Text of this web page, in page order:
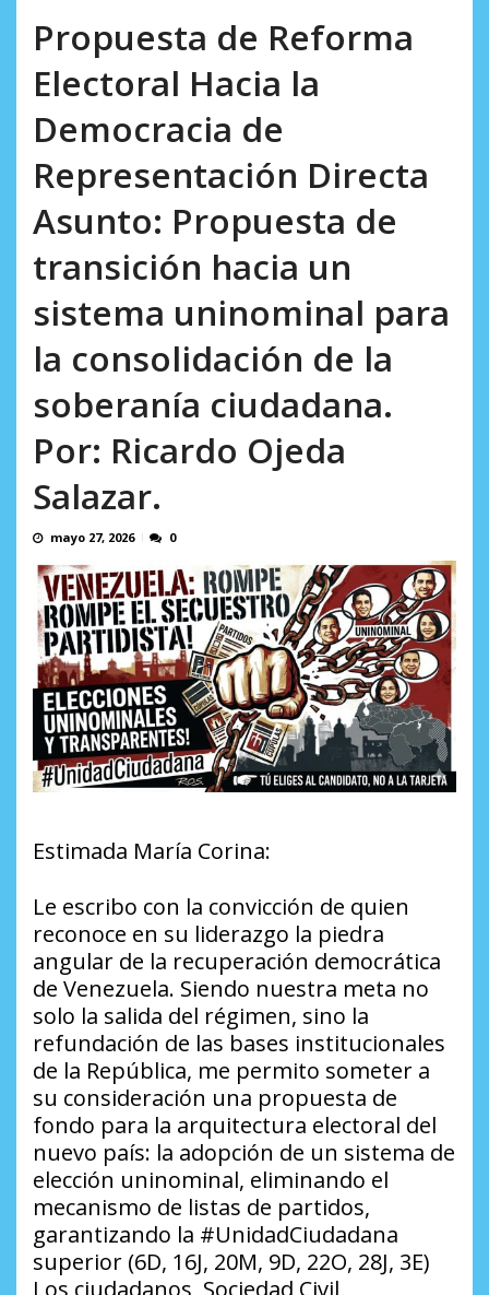
Propuesta de Reforma
Electoral Hacia la
Democracia de
Representación Directa
Asunto: Propuesta de
transición hacia un
sistema uninominal para
la consolidación de la
soberanía ciudadana.
Por: Ricardo Ojeda
Salazar.
mayo 27, 2026 0
Estimada María Corina:
Le escribo con la convicción de quien
reconoce en su liderazgo la piedra
angular de la recuperación democrática
de Venezuela. Siendo nuestra meta no
solo la salida del régimen, sino la
refundación de las bases institucionales
de la República, me permito someter a
su consideración una propuesta de
fondo para la arquitectura electoral del
nuevo país: la adopción de un sistema de
elección uninominal, eliminando el
mecanismo de listas de partidos,
garantizando la #UnidadCiudadana
superior (6D, 16J, 20M, 9D, 22O, 28J, 3E)
Los ciudadanos, Sociedad Civil,